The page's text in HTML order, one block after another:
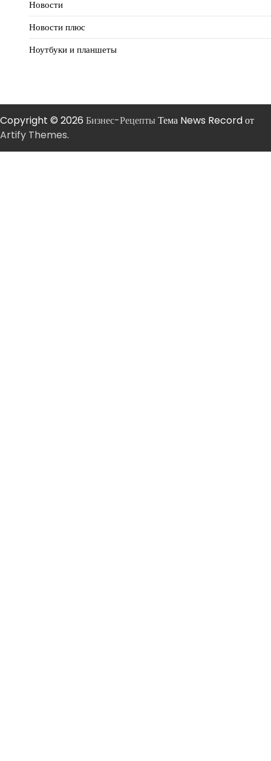
Новости
Новости плюс
Ноутбуки и планшеты
Copyright © 2026 Бизнес-РецептыТема News Record от
Artify Themes.